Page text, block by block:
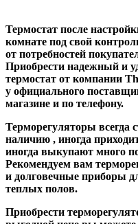
Термостат после
комнате под свой
от потребностей
Приобрести надежный и
термостат от компании
у официального
магазине и по телефону.
Терморегуляторы всегда
наличию , иногда
иногда выкупают много
Рекомендуем вам
и долговечные приборы
теплых полов.
Приобрести